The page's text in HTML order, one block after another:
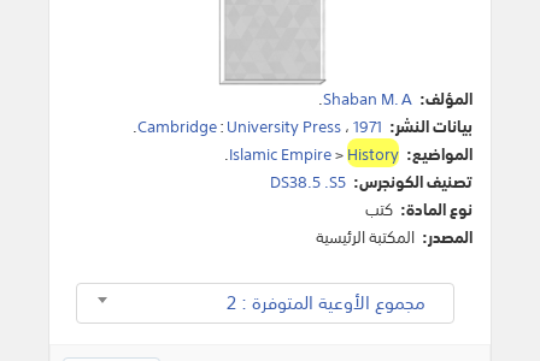
المؤلف: Shaban M. A
.
بيانات النشر:
Cambridge:University Press،1971
.
المواضيع:
Islamic Empire>History
.
تصنيف الكونجرس: DS38.5 .S5
نوع المادة: كتب
المصدر: المكتبة الرئيسية
مجموع الأوعية المتوفرة : 2